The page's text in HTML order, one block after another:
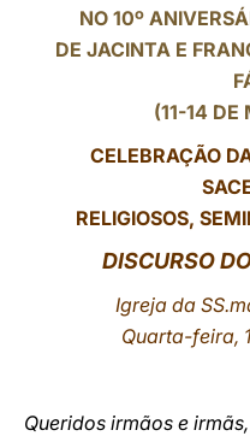
NO 10º
DE JACINTA E
(11-14 DE
CELEBRAÇÃO
RELIGIOSOS,
DISCURSO
Igreja da
Quarta-feira,
Queridos irmãos e irmãs,